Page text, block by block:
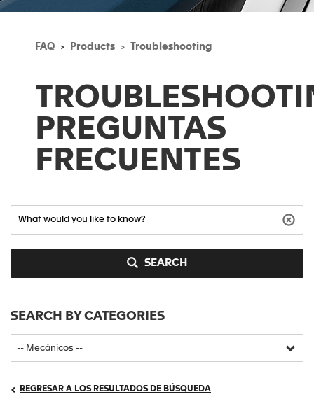
FAQ Products Troubleshooting
PREGUNTAS
FRECUENTES
SEARCH
SEARCH BY CATEGORIES
REGRESAR A LOS RESULTADOS DE BÚSQUEDA